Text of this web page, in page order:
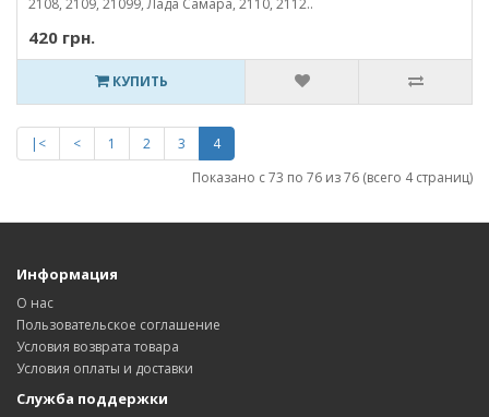
2108, 2109, 21099, Лада Самара, 2110, 2112..
420 грн.
КУПИТЬ
|< < 1 2 3
4
Показано с 73 по 76 из 76 (всего 4 страниц)
Информация
О нас
Пользовательское соглашение
Условия возврата товара
Условия оплаты и доставки
Служба поддержки